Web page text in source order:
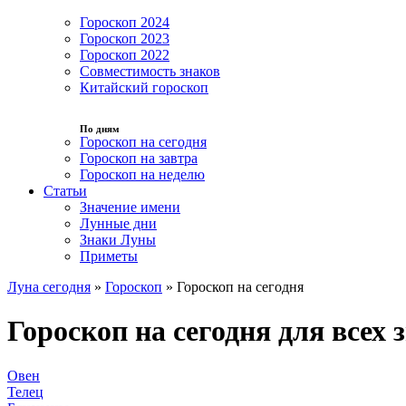
Гороскоп 2024
Гороскоп 2023
Гороскоп 2022
Совместимость знаков
Китайский гороскоп
По дням
Гороскоп на сегодня
Гороскоп на завтра
Гороскоп на неделю
Статьи
Значение имени
Лунные дни
Знаки Луны
Приметы
Луна сегодня » Гороскоп » Гороскоп на сегодня
Гороскоп на сегодня для всех
Овен
Телец